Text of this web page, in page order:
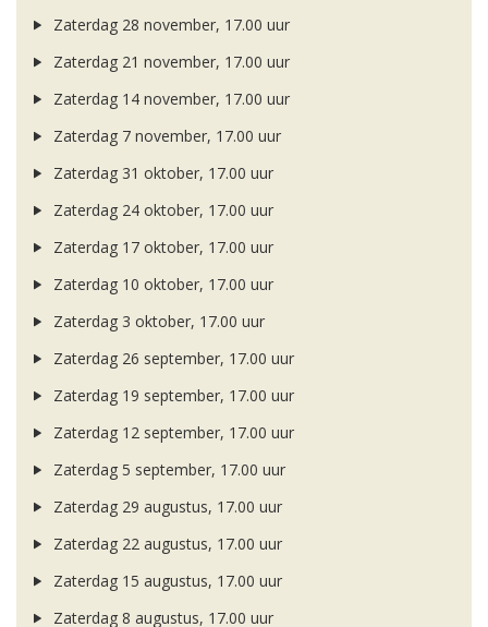
Zaterdag 28 november, 17.00 uur
Zaterdag 21 november, 17.00 uur
Zaterdag 14 november, 17.00 uur
Zaterdag 7 november, 17.00 uur
Zaterdag 31 oktober, 17.00 uur
Zaterdag 24 oktober, 17.00 uur
Zaterdag 17 oktober, 17.00 uur
Zaterdag 10 oktober, 17.00 uur
Zaterdag 3 oktober, 17.00 uur
Zaterdag 26 september, 17.00 uur
Zaterdag 19 september, 17.00 uur
Zaterdag 12 september, 17.00 uur
Zaterdag 5 september, 17.00 uur
Zaterdag 29 augustus, 17.00 uur
Zaterdag 22 augustus, 17.00 uur
Zaterdag 15 augustus, 17.00 uur
Zaterdag 8 augustus, 17.00 uur